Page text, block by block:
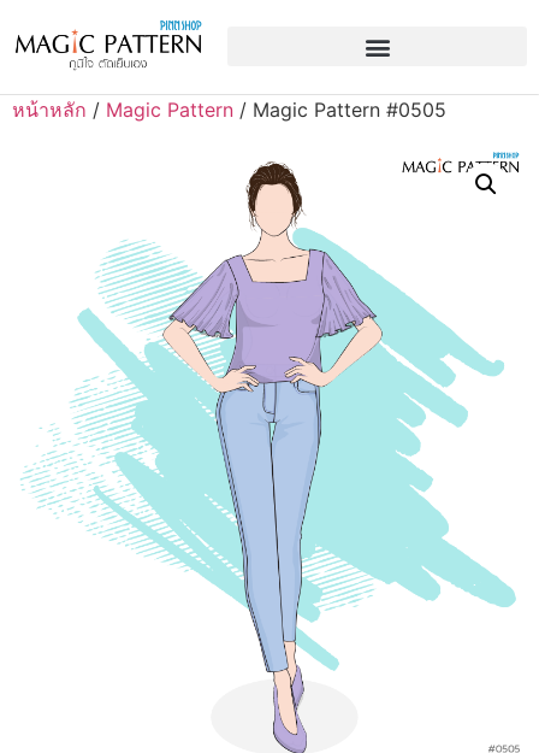
หน้าหลัก / Magic Pattern / Magic Pattern #0505